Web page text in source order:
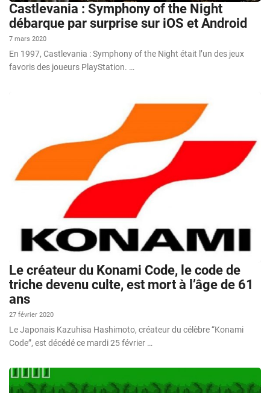
Castlevania : Symphony of the Night
débarque par surprise sur iOS et Android
7 mars 2020
En 1997, Castlevania : Symphony of the Night était l’un des jeux
favoris des joueurs PlayStation. …
Le créateur du Konami Code, le code de
triche devenu culte, est mort à l’âge de 61
ans
27 février 2020
Le Japonais Kazuhisa Hashimoto, créateur du célèbre “Konami
Code”, est décédé ce mardi 25 février …